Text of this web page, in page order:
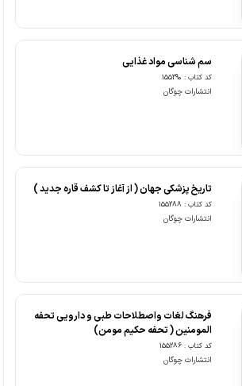
سم شناسی مواد غذایی
کد کتاب : 155290
انتشارات چوگان
تاریخ پزشکی جهان ( از آغاز تا کشف قاره جدید )
کد کتاب : 155288
انتشارات چوگان
فرهنگ لغات واصطلاحات طبی و دارویی تحفه
المومنین ( تحفه حکیم مومن)
کد کتاب : 155286
انتشارات چوگان